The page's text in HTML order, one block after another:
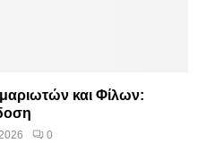
και Φίλων:
0